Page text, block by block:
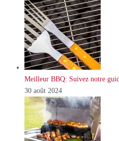
Meilleur BBQ: Suivez notre
30 août 2024